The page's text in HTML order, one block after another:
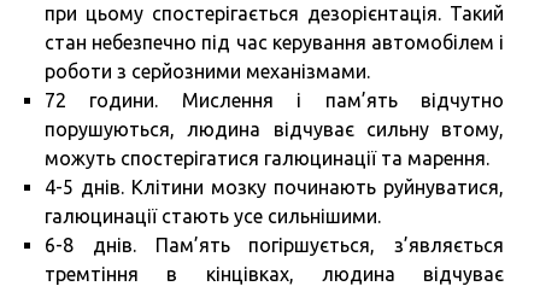
при цьому спостерігається дезорієнтація. Такий
стан небезпечно під час керування автомобілем і
роботи з серйозними механізмами.
72 години. Мислення і пам’ять відчутно
порушуються, людина відчуває сильну втому,
можуть спостерігатися галюцинації та марення.
4-5 днів. Клітини мозку починають руйнуватися,
галюцинації стають усе сильнішими.
6-8 днів. Пам’ять погіршується, з’являється
тремтіння в кінцівках, людина відчуває